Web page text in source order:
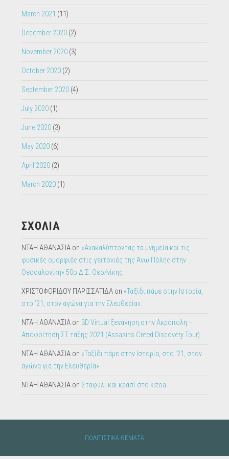
March 2021 (11)
December 2020(2)
November 2020(3)
October 2020(2)
September 2020(4)
July 2020(1)
June 2020(3)
May 2020(6)
April 2020(2)
March 2020(1)
ΣΧΟΛΙΑ
ΝΤΑΗ ΑΘΑΝΑΣΙΑon «Ανακαλύπτοντας τα μνημεία και τις
φυσικές ομορφιές στις γειτονιές της Άνω Πόλης στην
Θεσσαλονίκη» 50ο Δ.Σ. Θεσ/νίκης
ΧΡΙΣΤΟΦΟΡΙΔΟΥ ΠΑΡΙΣΣΑΤΙΔΑon «Ταξίδι πάμε στην Ιστορία,
στο ’21, στον αγώνα για την Ελευθερία».
ΝΤΑΗ ΑΘΑΝΑΣΙΑon 3D Virtual ξενάγηση στην Ακρόπολη –
Αποφοίτηση ΣΤ τάξης 2021 (Assasins Creed Discovery Tour)
ΝΤΑΗ ΑΘΑΝΑΣΙΑon «Ταξίδι πάμε στην Ιστορία, στο ’21, στον
αγώνα για την Ελευθερία».
ΝΤΑΗ ΑΘΑΝΑΣΙΑon Σταφύλι και κρασί στο kizoa
ΠΟΛΙΤΙΣΤΙΚΑ ΘΕΜΑΤΑ